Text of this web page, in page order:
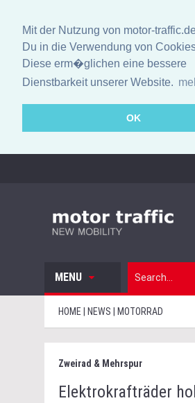
Mit der Nutzung von motor-
Du in die Verwendung von
Diese erm�glichen eine bessere
Dienstbarkeit unserer Website.
OK
MENU
HOME | NEWS | MOTORRAD
Zweirad & Mehrspur
Elektrokrafträder